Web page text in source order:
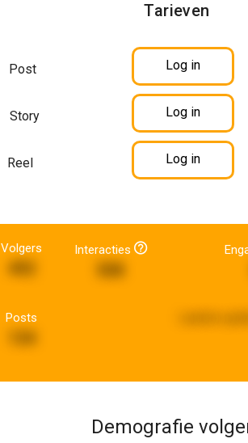
Tarieven
Post Log in
Story Log in
Reel Log in
Volgers Interacties
508
Posts
Demografie